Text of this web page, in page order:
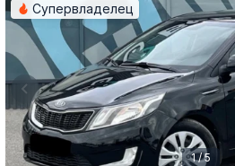
Супервладелец
1 / 5